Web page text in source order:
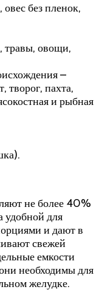
без пленок,
травы, овощи,
–
творог, пахта,
и рыбная
не более 40%
удобной для
и дают в
свежей
емкости
необходимы для
желудке.